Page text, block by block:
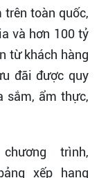
trên toàn quốc,
và hơn 100 tỷ
từ khách hàng
đãi được quy
sắm, ẩm thực,
trình,
xếp hạng